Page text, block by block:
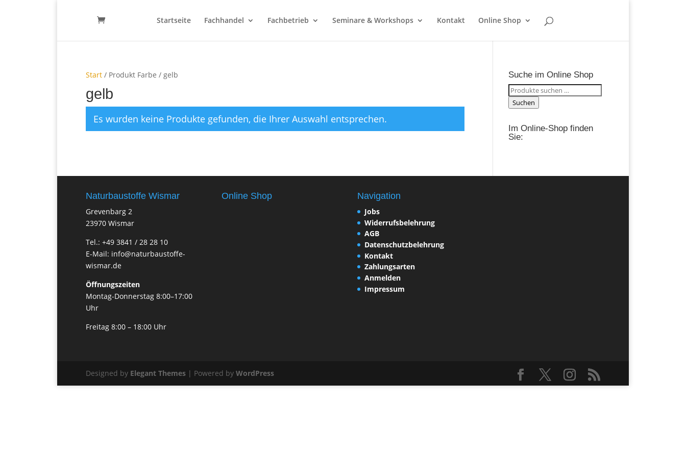
Startseite Fachhandel Fachbetrieb Seminare & Workshops Kontakt Online Shop
Start / Produkt Farbe / gelb
gelb
Es wurden keine Produkte gefunden, die Ihrer Auswahl entsprechen.
Suche im Online Shop
Suchen
nach:
Suchen
Im Online-Shop finden
Sie:
Naturbaustoffe Wismar
Grevenbarg 2
23970 Wismar
Tel.: +49 3841 / 28 28 10
E-Mail: info@naturbaustoffe-
wismar.de
Öffnungszeiten
Montag-Donnerstag 8:00–17:00
Uhr
Freitag 8:00 – 18:00 Uhr
Online Shop Navigation
Jobs
Widerrufsbelehrung
AGB
Datenschutzbelehrung
Kontakt
Zahlungsarten
Anmelden
Impressum
Designed by Elegant Themes | Powered by WordPress